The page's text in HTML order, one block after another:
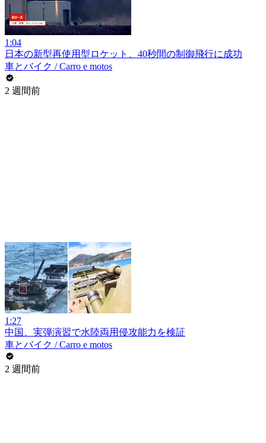
1:04
日本の新型再使用型ロケット、40秒間の制御飛行に成功
車とバイク / Carro e motos
2 週間前
1:27
中国、実弾演習で水陸両用侵攻能力を検証
車とバイク / Carro e motos
2 週間前